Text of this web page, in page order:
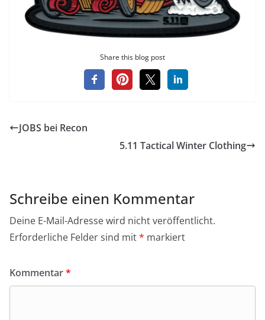
Share this blog post
JOBS bei Recon
5.11 Tactical Winter Clothing
Schreibe einen Kommentar
Deine E-Mail-Adresse wird nicht veröffentlicht.
Erforderliche Felder sind mit* markiert
Kommentar*